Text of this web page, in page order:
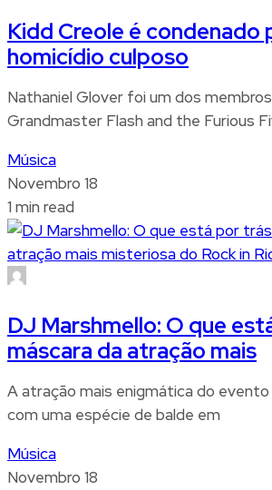
Kidd Creole é condenado
homicídio culposo
Nathaniel Glover foi um dos
Grandmaster Flash and the Furious
Música
Novembro 18
1 min read
DJ Marshmello: O que
máscara da atração mais
A atração mais enigmática do
com uma espécie de balde em
Música
Novembro 18